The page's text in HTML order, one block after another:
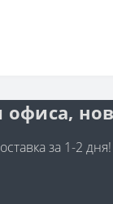
за 1-2 дня!